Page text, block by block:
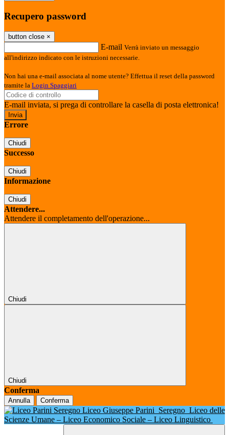
Recupero password
button close ×
E-mail Verrà inviato un messaggio
all'indirizzo indicato con le istruzioni necessarie.
Non hai una e-mail associata al nome utente? Effettua il reset della password
tramite la Login Spaggiari
E-mail inviata, si prega di controllare la casella di posta elettronica!
Errore
Chiudi
Successo
Chiudi
Informazione
Chiudi
Attendere...
Attendere il completamento dell'operazione...
Chiudi
Chiudi
Conferma
Annulla Conferma
Liceo Giuseppe Parini Seregno Liceo delle
Scienze Umane – Liceo Economico Sociale – Liceo Linguistico